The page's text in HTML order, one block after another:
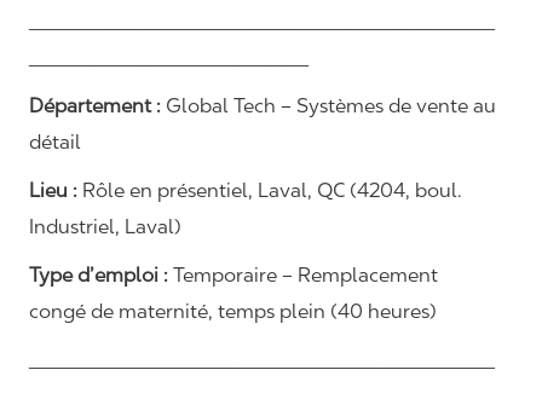
Département : Global Tech – Systèmes de vente au
détail
Lieu : Rôle en présentiel, Laval, QC (4204, boul.
Industriel, Laval)
Type d’emploi : Temporaire – Remplacement
congé de maternité, temps plein (40 heures)